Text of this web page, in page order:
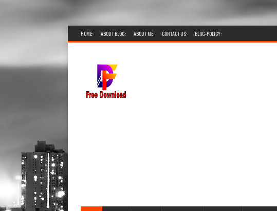
HOME: ABOUT BLOG: ABOUT ME: CONTACT US: BLOG-POLICY: